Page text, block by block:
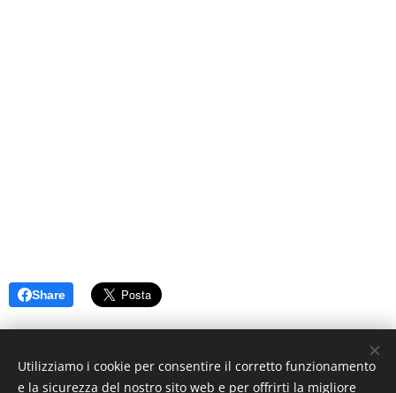
Share
Utilizziamo i cookie per consentire il corretto funzionamento
e la sicurezza del nostro sito web e per offrirti la migliore